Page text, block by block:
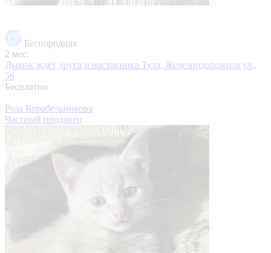
Беспородная
2 мес.
Дымок ждёт друга и наставника Тула, Железнодорожная ул.,
56
Бесплатно
Роза Корабельникова
Частный продавец